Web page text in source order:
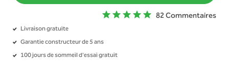
82 Commentaires
Livraison gratuite
Garantie constructeur de 5 ans
100 jours de sommeil d'essai gratuit